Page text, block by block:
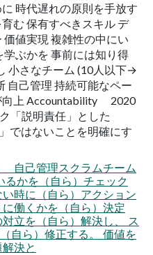
時代遅れの原則を手放す
む 保有すべきスキル デ
価値実現 複雑性の中にい
学ぶかを 事前には知り得
小さなチーム (10人以下→
自己管理 持続可能なペー
向上 Accountability 2020
「説明責任」とした
ではないことを明確にす
自己管理スクラムチーム
を（自ら）チェック
時に（自ら）アクション
くかを（自ら）決定
立を（自ら）解決し、 ス
自ら）修正する。 価値を
決と